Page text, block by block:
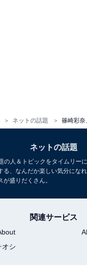
ネットの話題
ネットの話題
の人＆トピックをタイムリー
る、なんだか楽しい気分にな
が盛りだくさん。
関連サービス
オシ